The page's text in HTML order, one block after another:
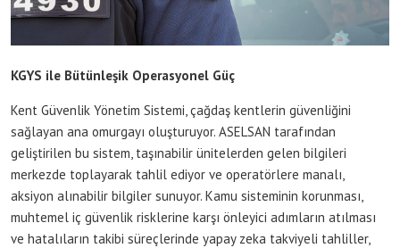
KGYS ile Bütünleşik Operasyonel Güç
Kent Güvenlik Yönetim Sistemi, çağdaş kentlerin güvenliğini
sağlayan ana omurgayı oluşturuyor. ASELSAN tarafından
geliştirilen bu sistem, taşınabilir ünitelerden gelen bilgileri
merkezde toplayarak tahlil ediyor ve operatörlere manalı,
aksiyon alınabilir bilgiler sunuyor. Kamu sisteminin korunması,
muhtemel iç güvenlik risklerine karşı önleyici adımların atılması
ve hatalıların takibi süreçlerinde yapay zeka takviyeli tahliller,